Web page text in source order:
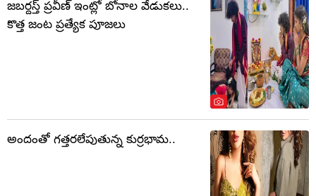
జబర్దస్త్ ప్రవీణ్ ఇంట్లో బోనాల వేడుకలు..
కొత్త జంట ప్రత్యేక పూజలు
అందంతో గత్తరలేపుతున్న కుర్రభామ..